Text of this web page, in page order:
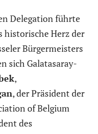
Delegation führte
historische Herz der
Bürgermeisters
sich Galatasaray-
,
, der Präsident der
of Belgium
des